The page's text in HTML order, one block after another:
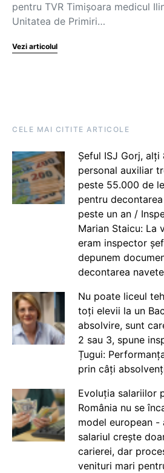
pentru TVR Timișoara medicul
Unitatea de Primiri…
Vezi articolul
CELE MAI CITITE ARTICOLE
Șeful ISJ Gorj,
personal auxiliar
peste 55.000 de
pentru
peste un an /
Marian Staicu: La
eram inspector
depunem
decontarea
Nu poate liceul
toți elevii la un
absolvire, sunt
2 sau 3, spune
Țugui:
prin câți
Evoluția salariilor
România nu se
model european -
salariul crește
carierei, dar
venituri mari